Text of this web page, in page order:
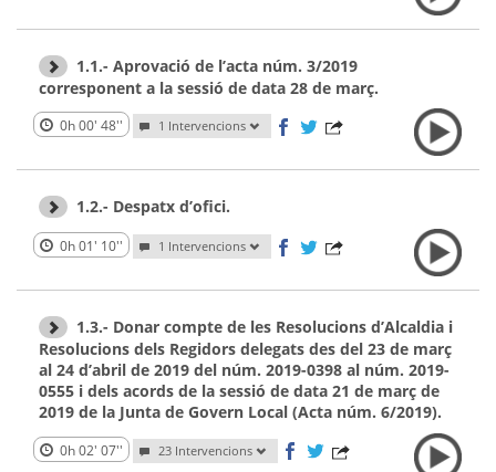
1.1.- Aprovació de l’acta núm. 3/2019
corresponent a la sessió de data 28 de març.
0h 00' 48'' 1 Intervencions
1.2.- Despatx d’ofici.
0h 01' 10'' 1 Intervencions
1.3.- Donar compte de les Resolucions d’Alcaldia i
Resolucions dels Regidors delegats des del 23 de març
al 24 d’abril de 2019 del núm. 2019-0398 al núm. 2019-
0555 i dels acords de la sessió de data 21 de març de
2019 de la Junta de Govern Local (Acta núm. 6/2019).
0h 02' 07'' 23 Intervencions